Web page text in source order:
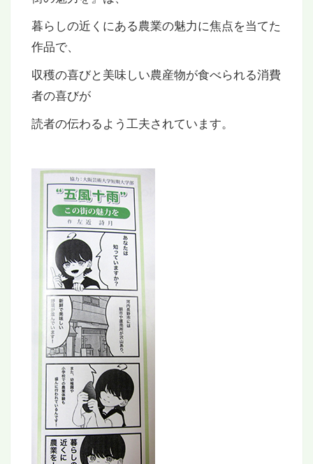
暮らしの近くにある農業の魅力に焦点を当てた
作品で、
収穫の喜びと美味しい農産物が食べられる消費
者の喜びが
読者の伝わるよう工夫されています。